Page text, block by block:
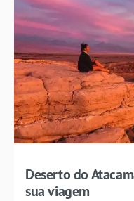
Deserto do
sua viagem